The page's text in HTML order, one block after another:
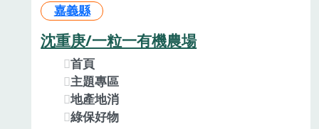
嘉義縣
沈重庚/一粒一有機農場
首頁
主題專區
地產地消
綠保好物